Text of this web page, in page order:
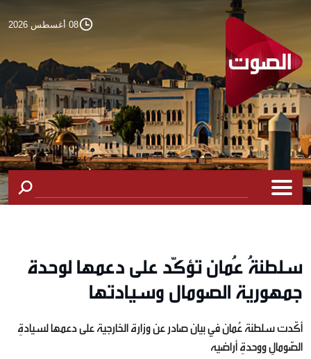
08 أغسطس 2026
سلطنةُ عُمان تؤكّد على دعمها لوحدة
جمهورية الصومال وسيادتها
أكّدت سلطنة عُمان في بيان صادر عن وزارة الخارجية على دعمها لسيادةِ
الصّومالِ ووحدةِ أراضيه